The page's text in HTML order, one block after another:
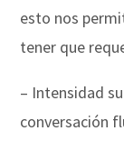
esto nos
tener que
– Intensidad
conversación